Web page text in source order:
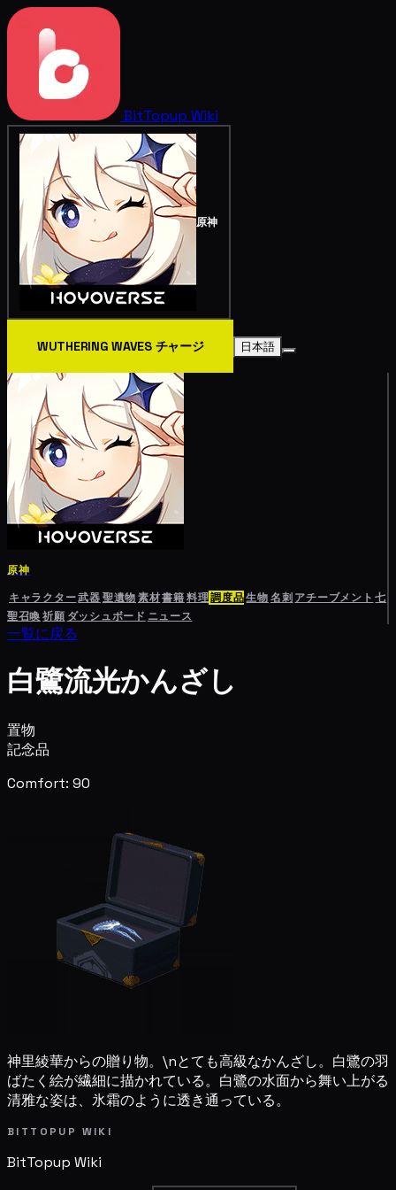
BitTopup Wiki
原神
WUTHERING WAVES チャージ 日本語
原神
キャラクター武器聖遺物素材書籍料理調度品生物名刺 アチーブメント 七
聖召喚祈願 ダッシュボード ニュース
一覧に戻る
白鷺流光かんざし
置物
記念品
Comfort: 90
神里綾華からの贈り物。\nとても高級なかんざし。白鷺の羽
ばたく絵が繊細に描かれている。白鷺の水面から舞い上がる
清雅な姿は、氷霜のように透き通っている。
BITTOPUP WIKI
BitTopup Wiki